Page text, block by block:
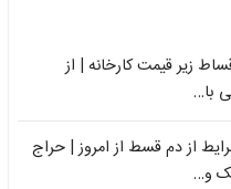
زیر قیمت کارخانه | از
با…
از دم قسط از امروز | حراج
و…